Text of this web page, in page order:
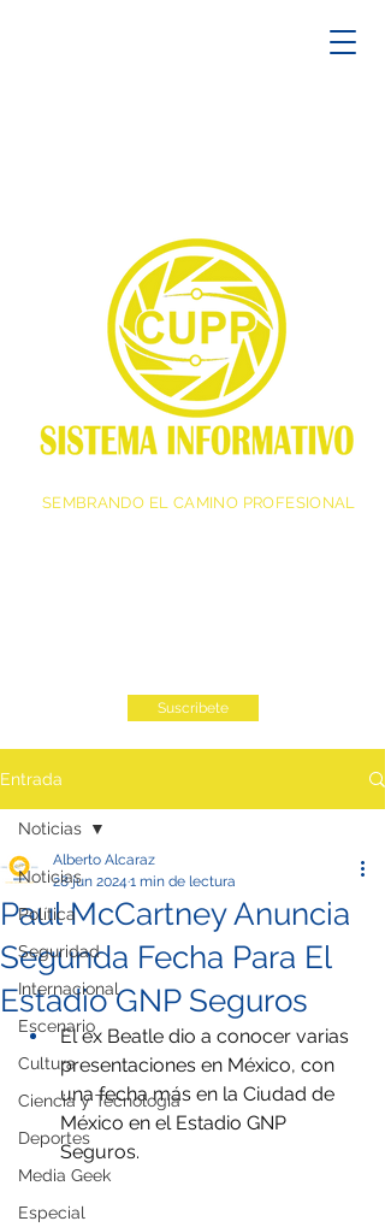
SEMBRANDO EL CAMINO PROFESIONAL
Suscribete
Entrada
Noticias
Política
Seguridad
Internacional
Escenario
Cultura
Ciencia y Tecnología
Deportes
Media Geek
Especial
Noticias
Paul McCartney Anuncia
Segunda Fecha Para El
Estadio GNP Seguros
Alberto Alcaraz
28 jun 2024 1 min de lectura
El ex Beatle dio a conocer varias
presentaciones en México, con
una fecha más en la Ciudad de
México en el Estadio GNP
Seguros.